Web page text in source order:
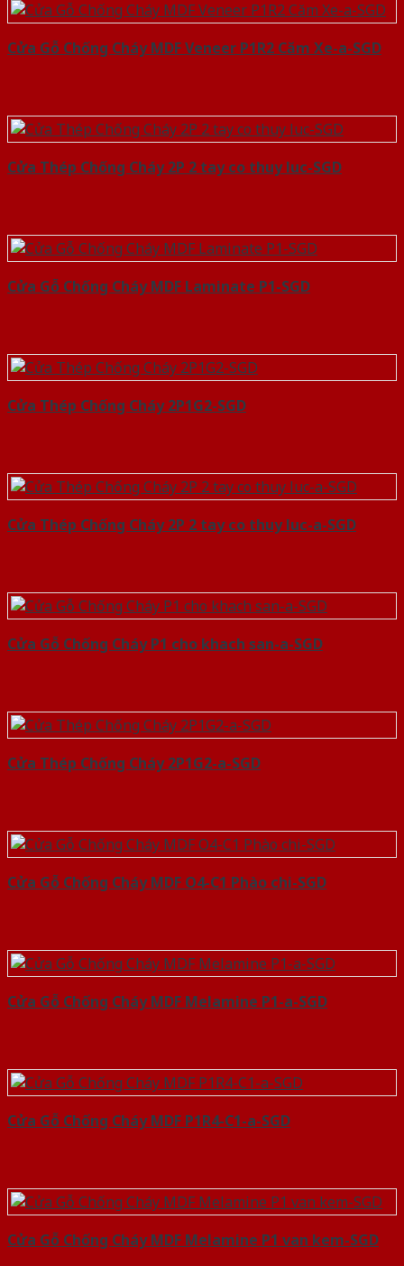
Cửa Gỗ Chống Cháy MDF Veneer P1R2 Căm Xe-a-SGD
Cửa Thép Chống Cháy 2P 2 tay co thuy luc-SGD
Cửa Gỗ Chống Cháy MDF Laminate P1-SGD
Cửa Thép Chống Cháy 2P1G2-SGD
Cửa Thép Chống Cháy 2P 2 tay co thuy luc-a-SGD
Cửa Gỗ Chống Cháy P1 cho khach san-a-SGD
Cửa Thép Chống Cháy 2P1G2-a-SGD
Cửa Gỗ Chống Cháy MDF O4-C1 Phào chi-SGD
Cửa Gỗ Chống Cháy MDF Melamine P1-a-SGD
Cửa Gỗ Chống Cháy MDF P1R4-C1-a-SGD
Cửa Gỗ Chống Cháy MDF Melamine P1 van kem-SGD